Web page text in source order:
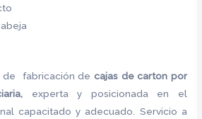
de fabricación de cajas de carton por
experta y posicionada en el
capacitado y adecuado. Servicio a